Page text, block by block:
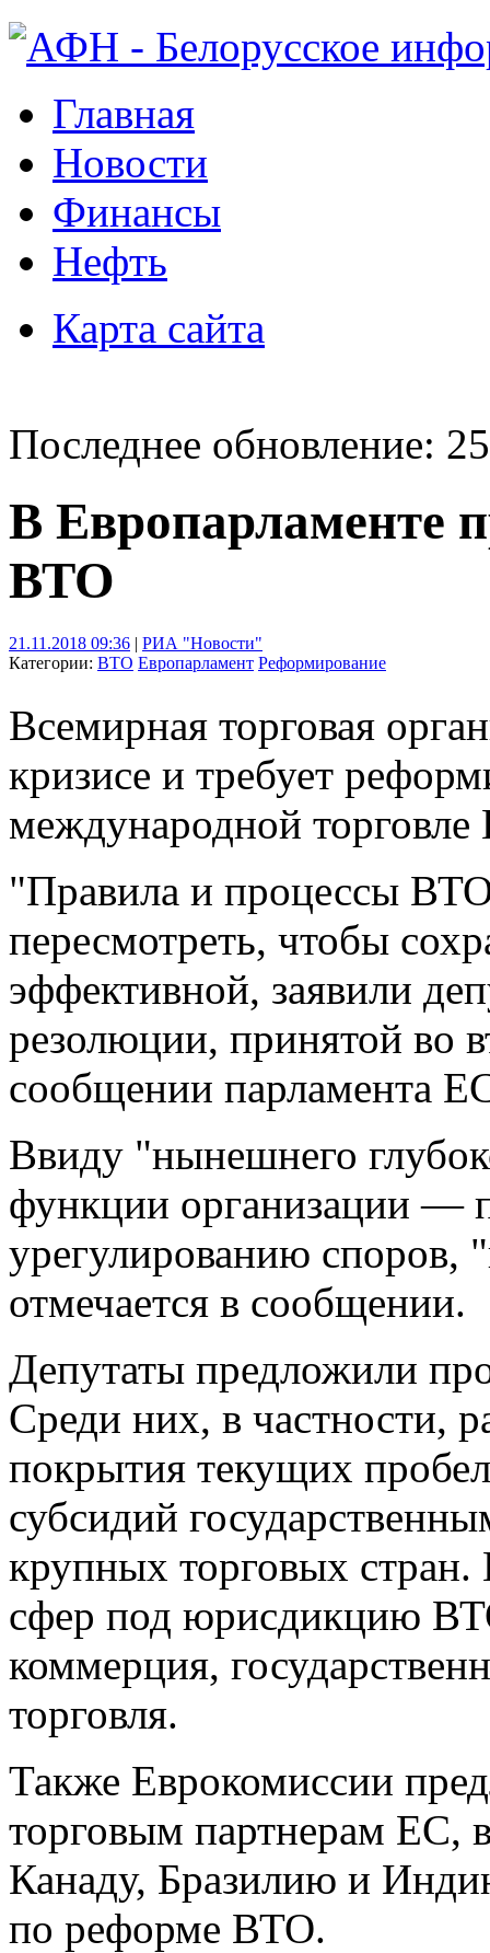
Главная
Новости
Финансы
Нефть
Карта сайта
Последнее обновление:
В Европарламенте
ВТО
21.11.2018 09:36 | РИА "Новости"
Категории: ВТО Европарламент Реформирование
Всемирная торговая
кризисе и требует
международной торговле
"Правила и процессы
пересмотреть, чтобы
эффективной, заявили
резолюции, принятой во
сообщении парламента
Ввиду "нынешнего
функции организации —
урегулированию споров,
отмечается в сообщении.
Депутаты предложили
Среди них, в частности,
покрытия текущих
субсидий
крупных торговых
сфер под юрисдикцию
коммерция,
торговля.
Также Еврокомиссии
торговым партнерам
Канаду, Бразилию и
по реформе ВТО.